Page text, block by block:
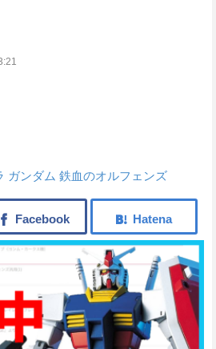
ガンダム 鉄血のオルフェンズ